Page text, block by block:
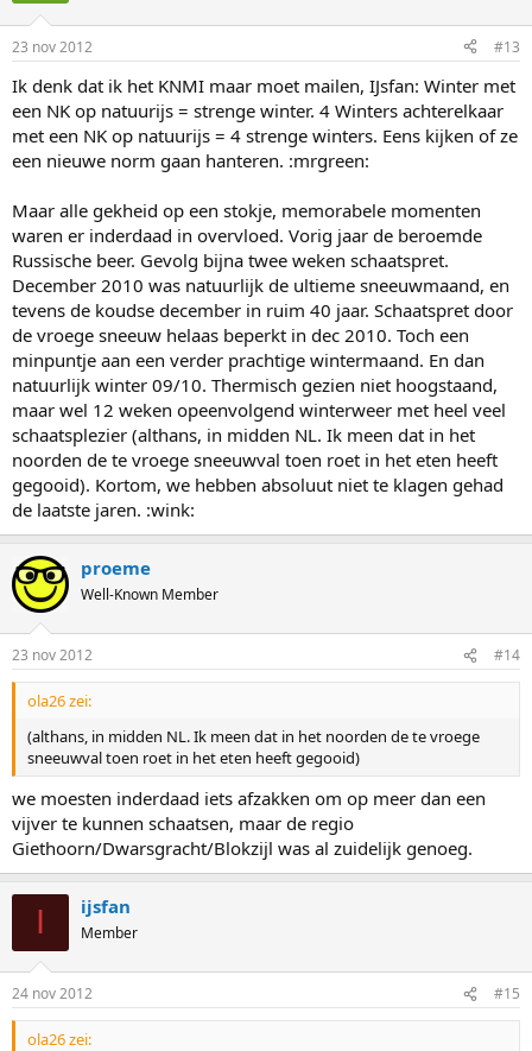
23 nov 2012 #13
Ik denk dat ik het KNMI maar moet mailen, IJsfan: Winter met
een NK op natuurijs = strenge winter. 4 Winters achterelkaar
met een NK op natuurijs = 4 strenge winters. Eens kijken of ze
een nieuwe norm gaan hanteren. :mrgreen:
Maar alle gekheid op een stokje, memorabele momenten
waren er inderdaad in overvloed. Vorig jaar de beroemde
Russische beer. Gevolg bijna twee weken schaatspret.
December 2010 was natuurlijk de ultieme sneeuwmaand, en
tevens de koudse december in ruim 40 jaar. Schaatspret door
de vroege sneeuw helaas beperkt in dec 2010. Toch een
minpuntje aan een verder prachtige wintermaand. En dan
natuurlijk winter 09/10. Thermisch gezien niet hoogstaand,
maar wel 12 weken opeenvolgend winterweer met heel veel
schaatsplezier (althans, in midden NL. Ik meen dat in het
noorden de te vroege sneeuwval toen roet in het eten heeft
gegooid). Kortom, we hebben absoluut niet te klagen gehad
de laatste jaren. :wink:
proeme
Well-Known Member
23 nov 2012 #14
ola26 zei:
(althans, in midden NL. Ik meen dat in het noorden de te vroege
sneeuwval toen roet in het eten heeft gegooid)
we moesten inderdaad iets afzakken om op meer dan een
vijver te kunnen schaatsen, maar de regio
Giethoorn/Dwarsgracht/Blokzijl was al zuidelijk genoeg.
I ijsfan
Member
24 nov 2012 #15
ola26 zei: